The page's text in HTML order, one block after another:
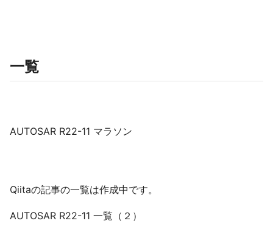
一覧
AUTOSAR R22-11 マラソン
Qiitaの記事の一覧は作成中です。
AUTOSAR R22-11 一覧（２）